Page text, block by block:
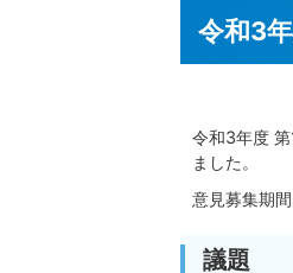
令和3
令和3年度
ました。
意見募集期
議題